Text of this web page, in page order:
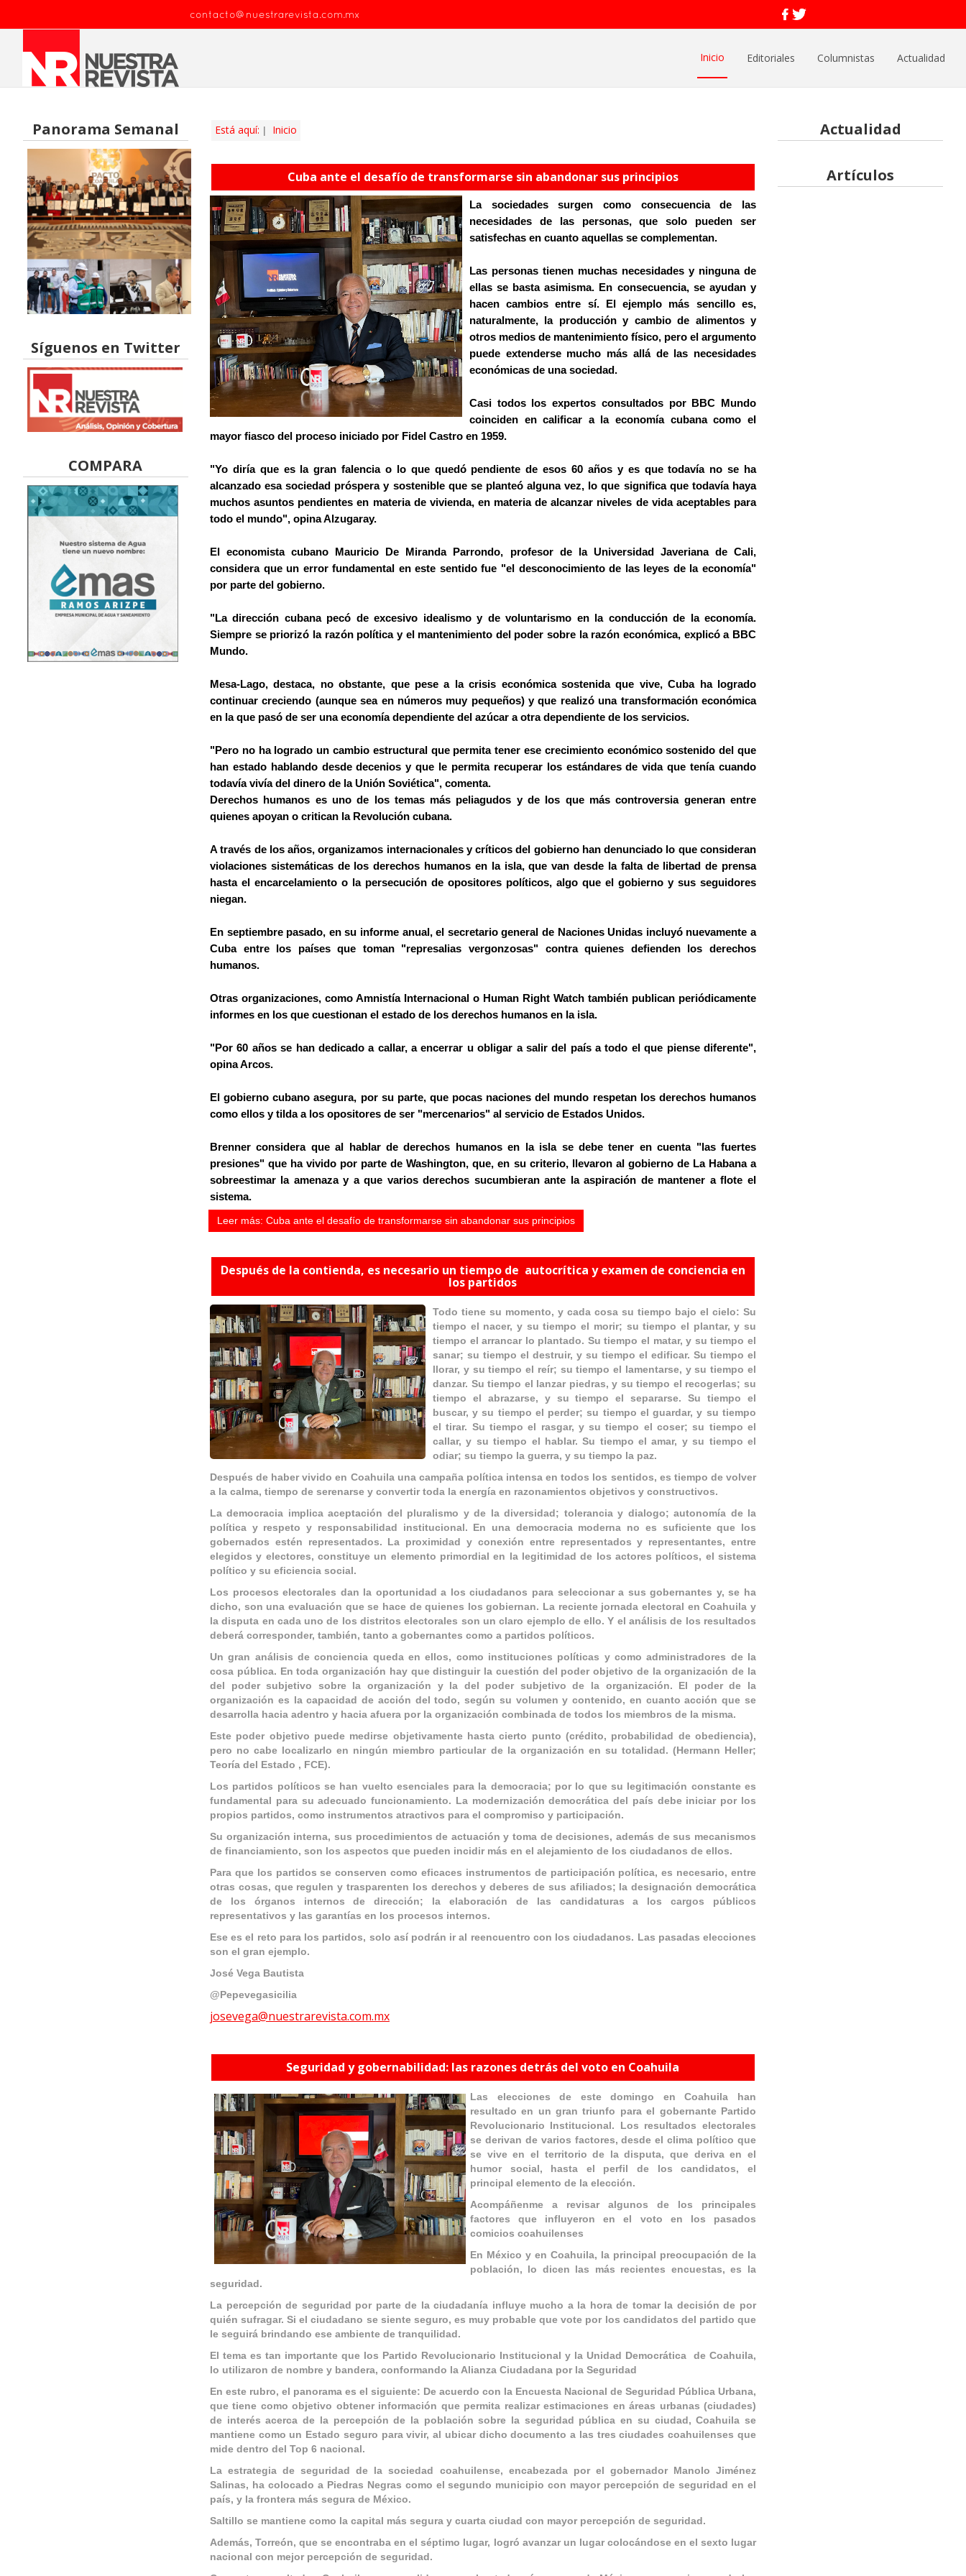
contacto@nuestrarevista.com.mx
Inicio Editoriales Columnistas Actualidad
Panorama Semanal
Síguenos en Twitter
COMPARA
Está aquí: Inicio
Cuba ante el desafío de transformarse sin abandonar sus principios
La sociedades surgen como consecuencia de las
necesidades de las personas, que solo pueden ser
satisfechas en cuanto aquellas se complementan.
Las personas tienen muchas necesidades y ninguna de
ellas se basta asimisma. En consecuencia, se ayudan y
hacen cambios entre sí. El ejemplo más sencillo es,
naturalmente, la producción y cambio de alimentos y
otros medios de mantenimiento físico, pero el argumento
puede extenderse mucho más allá de las necesidades
económicas de una sociedad.
Casi todos los expertos consultados por BBC Mundo
coinciden en calificar a la economía cubana como el
mayor fiasco del proceso iniciado por Fidel Castro en 1959.
"Yo diría que es la gran falencia o lo que quedó pendiente de esos 60 años y es que todavía no se ha
alcanzado esa sociedad próspera y sostenible que se planteó alguna vez, lo que significa que todavía haya
muchos asuntos pendientes en materia de vivienda, en materia de alcanzar niveles de vida aceptables para
todo el mundo", opina Alzugaray.
El economista cubano Mauricio De Miranda Parrondo, profesor de la Universidad Javeriana de Cali,
considera que un error fundamental en este sentido fue "el desconocimiento de las leyes de la economía"
por parte del gobierno.
"La dirección cubana pecó de excesivo idealismo y de voluntarismo en la conducción de la economía.
Siempre se priorizó la razón política y el mantenimiento del poder sobre la razón económica, explicó a BBC
Mundo.
Mesa-Lago, destaca, no obstante, que pese a la crisis económica sostenida que vive, Cuba ha logrado
continuar creciendo (aunque sea en números muy pequeños) y que realizó una transformación económica
en la que pasó de ser una economía dependiente del azúcar a otra dependiente de los servicios.
"Pero no ha logrado un cambio estructural que permita tener ese crecimiento económico sostenido del que
han estado hablando desde decenios y que le permita recuperar los estándares de vida que tenía cuando
todavía vivía del dinero de la Unión Soviética", comenta.
Derechos humanos es uno de los temas más peliagudos y de los que más controversia generan entre
quienes apoyan o critican la Revolución cubana.
A través de los años, organizamos internacionales y críticos del gobierno han denunciado lo que consideran
violaciones sistemáticas de los derechos humanos en la isla, que van desde la falta de libertad de prensa
hasta el encarcelamiento o la persecución de opositores políticos, algo que el gobierno y sus seguidores
niegan.
En septiembre pasado, en su informe anual, el secretario general de Naciones Unidas incluyó nuevamente a
Cuba entre los países que toman "represalias vergonzosas" contra quienes defienden los derechos
humanos.
Otras organizaciones, como Amnistía Internacional o Human Right Watch también publican periódicamente
informes en los que cuestionan el estado de los derechos humanos en la isla.
"Por 60 años se han dedicado a callar, a encerrar u obligar a salir del país a todo el que piense diferente",
opina Arcos.
El gobierno cubano asegura, por su parte, que pocas naciones del mundo respetan los derechos humanos
como ellos y tilda a los opositores de ser "mercenarios" al servicio de Estados Unidos.
Brenner considera que al hablar de derechos humanos en la isla se debe tener en cuenta "las fuertes
presiones" que ha vivido por parte de Washington, que, en su criterio, llevaron al gobierno de La Habana a
sobreestimar la amenaza y a que varios derechos sucumbieran ante la aspiración de mantener a flote el
sistema.
Leer más: Cuba ante el desafío de transformarse sin abandonar sus principios
Después de la contienda, es necesario un tiempo de autocrítica y examen de conciencia en
los partidos
Todo tiene su momento, y cada cosa su tiempo bajo el cielo: Su
tiempo el nacer, y su tiempo el morir; su tiempo el plantar, y su
tiempo el arrancar lo plantado. Su tiempo el matar, y su tiempo el
sanar; su tiempo el destruir, y su tiempo el edificar. Su tiempo el
llorar, y su tiempo el reír; su tiempo el lamentarse, y su tiempo el
danzar. Su tiempo el lanzar piedras, y su tiempo el recogerlas; su
tiempo el abrazarse, y su tiempo el separarse. Su tiempo el
buscar, y su tiempo el perder; su tiempo el guardar, y su tiempo
el tirar. Su tiempo el rasgar, y su tiempo el coser; su tiempo el
callar, y su tiempo el hablar. Su tiempo el amar, y su tiempo el
odiar; su tiempo la guerra, y su tiempo la paz.
Después de haber vivido en Coahuila una campaña política intensa en todos los sentidos, es tiempo de volver
a la calma, tiempo de serenarse y convertir toda la energía en razonamientos objetivos y constructivos.
La democracia implica aceptación del pluralismo y de la diversidad; tolerancia y dialogo; autonomía de la
política y respeto y responsabilidad institucional. En una democracia moderna no es suficiente que los
gobernados estén representados. La proximidad y conexión entre representados y representantes, entre
elegidos y electores, constituye un elemento primordial en la legitimidad de los actores políticos, el sistema
político y su eficiencia social.
Los procesos electorales dan la oportunidad a los ciudadanos para seleccionar a sus gobernantes y, se ha
dicho, son una evaluación que se hace de quienes los gobiernan. La reciente jornada electoral en Coahuila y
la disputa en cada uno de los distritos electorales son un claro ejemplo de ello. Y el análisis de los resultados
deberá corresponder, también, tanto a gobernantes como a partidos políticos.
Un gran análisis de conciencia queda en ellos, como instituciones políticas y como administradores de la
cosa pública. En toda organización hay que distinguir la cuestión del poder objetivo de la organización de la
del poder subjetivo sobre la organización y la del poder subjetivo de la organización. El poder de la
organización es la capacidad de acción del todo, según su volumen y contenido, en cuanto acción que se
desarrolla hacia adentro y hacia afuera por la organización combinada de todos los miembros de la misma.
Este poder objetivo puede medirse objetivamente hasta cierto punto (crédito, probabilidad de obediencia),
pero no cabe localizarlo en ningún miembro particular de la organización en su totalidad. (Hermann Heller;
Teoría del Estado , FCE).
Los partidos políticos se han vuelto esenciales para la democracia; por lo que su legitimación constante es
fundamental para su adecuado funcionamiento. La modernización democrática del país debe iniciar por los
propios partidos, como instrumentos atractivos para el compromiso y participación.
Su organización interna, sus procedimientos de actuación y toma de decisiones, además de sus mecanismos
de financiamiento, son los aspectos que pueden incidir más en el alejamiento de los ciudadanos de ellos.
Para que los partidos se conserven como eficaces instrumentos de participación política, es necesario, entre
otras cosas, que regulen y trasparenten los derechos y deberes de sus afiliados; la designación democrática
de los órganos internos de dirección; la elaboración de las candidaturas a los cargos públicos
representativos y las garantías en los procesos internos.
Ese es el reto para los partidos, solo así podrán ir al reencuentro con los ciudadanos. Las pasadas elecciones
son el gran ejemplo.
José Vega Bautista
@Pepevegasicilia
josevega@nuestrarevista.com.mx
Seguridad y gobernabilidad: las razones detrás del voto en Coahuila
Las elecciones de este domingo en Coahuila han
resultado en un gran triunfo para el gobernante Partido
Revolucionario Institucional. Los resultados electorales
se derivan de varios factores, desde el clima político que
se vive en el territorio de la disputa, que deriva en el
humor social, hasta el perfil de los candidatos, el
principal elemento de la elección.
Acompáñenme a revisar algunos de los principales
factores que influyeron en el voto en los pasados
comicios coahuilenses
En México y en Coahuila, la principal preocupación de la
población, lo dicen las más recientes encuestas, es la
seguridad.
La percepción de seguridad por parte de la ciudadanía influye mucho a la hora de tomar la decisión de por
quién sufragar. Si el ciudadano se siente seguro, es muy probable que vote por los candidatos del partido que
le seguirá brindando ese ambiente de tranquilidad.
El tema es tan importante que los Partido Revolucionario Institucional y la Unidad Democrática de Coahuila,
lo utilizaron de nombre y bandera, conformando la Alianza Ciudadana por la Seguridad
En este rubro, el panorama es el siguiente: De acuerdo con la Encuesta Nacional de Seguridad Pública Urbana,
que tiene como objetivo obtener información que permita realizar estimaciones en áreas urbanas (ciudades)
de interés acerca de la percepción de la población sobre la seguridad pública en su ciudad, Coahuila se
mantiene como un Estado seguro para vivir, al ubicar dicho documento a las tres ciudades coahuilenses que
mide dentro del Top 6 nacional.
La estrategia de seguridad de la sociedad coahuilense, encabezada por el gobernador Manolo Jiménez
Salinas, ha colocado a Piedras Negras como el segundo municipio con mayor percepción de seguridad en el
país, y la frontera más segura de México.
Saltillo se mantiene como la capital más segura y cuarta ciudad con mayor percepción de seguridad.
Además, Torreón, que se encontraba en el séptimo lugar, logró avanzar un lugar colocándose en el sexto lugar
nacional con mejor percepción de seguridad.
Actualidad
Artículos